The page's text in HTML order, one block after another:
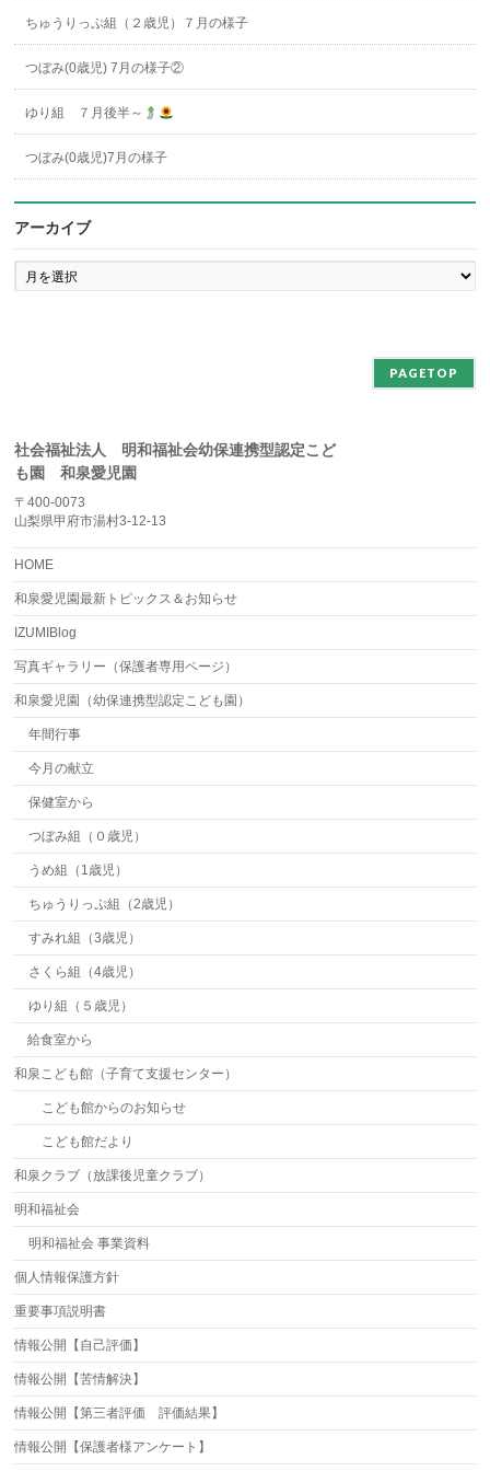
ちゅうりっぷ組（２歳児）７月の様子
つぼみ(0歳児) 7月の様子②
ゆり組 ７月後半～
つぼみ(0歳児)7月の様子
アーカイブ
ア
ー
PAGETOP
社会福祉法人 明和福祉会幼保連携型認定こど
も園 和泉愛児園
〒400-0073
山梨県甲府市湯村3-12-13
HOME
和泉愛児園最新トピックス＆お知らせ
IZUMIBlog
写真ギャラリー（保護者専用ページ）
和泉愛児園（幼保連携型認定こども園）
年間行事
今月の献立
保健室から
つぼみ組（０歳児）
うめ組（1歳児）
ちゅうりっぷ組（2歳児）
すみれ組（3歳児）
さくら組（4歳児）
ゆり組（５歳児）
給食室から
和泉こども館（子育て支援センター）
こども館からのお知らせ
こども館だより
和泉クラブ（放課後児童クラブ）
明和福祉会
明和福祉会 事業資料
個人情報保護方針
重要事項説明書
情報公開【自己評価】
情報公開【苦情解決】
情報公開【第三者評価 評価結果】
情報公開【保護者様アンケート】